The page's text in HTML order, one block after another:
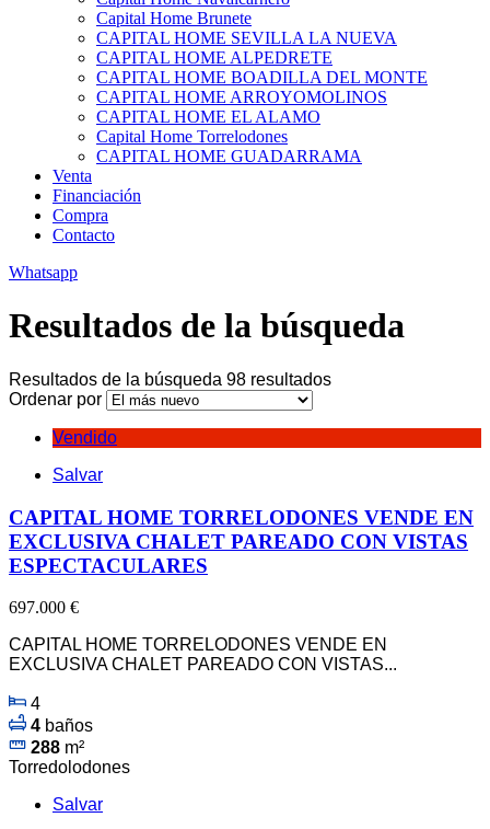
Capital Home Brunete
CAPITAL HOME SEVILLA LA NUEVA
CAPITAL HOME ALPEDRETE
CAPITAL HOME BOADILLA DEL MONTE
CAPITAL HOME ARROYOMOLINOS
CAPITAL HOME EL ALAMO
Capital Home Torrelodones
CAPITAL HOME GUADARRAMA
Venta
Financiación
Compra
Contacto
Whatsapp
Resultados de la búsqueda
Resultados de la búsqueda 98 resultados
Ordenar por
Vendido
Salvar
CAPITAL HOME TORRELODONES VENDE EN
EXCLUSIVA CHALET PAREADO CON VISTAS
ESPECTACULARES
697.000 €
CAPITAL HOME TORRELODONES VENDE EN
EXCLUSIVA CHALET PAREADO CON VISTAS...
4
4 baños
288 m²
Torredolodones
Salvar